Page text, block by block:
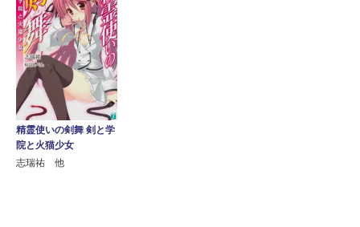
精霊使いの剣舞 剣と学
院と火猫少女
志瑞祐 他